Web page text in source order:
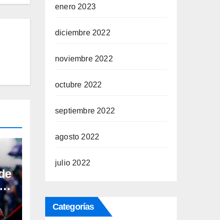
enero 2023
diciembre 2022
noviembre 2022
octubre 2022
septiembre 2022
agosto 2022
julio 2022
Categorías